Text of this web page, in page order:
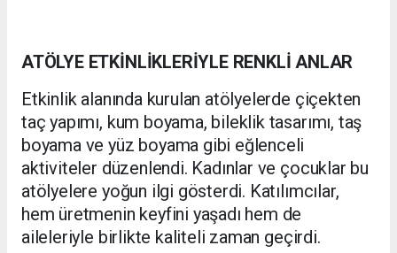
ATÖLYE ETKİNLİKLERİYLE RENKLİ ANLAR
Etkinlik alanında kurulan atölyelerde çiçekten
taç yapımı, kum boyama, bileklik tasarımı, taş
boyama ve yüz boyama gibi eğlenceli
aktiviteler düzenlendi. Kadınlar ve çocuklar bu
atölyelere yoğun ilgi gösterdi. Katılımcılar,
hem üretmenin keyfini yaşadı hem de
aileleriyle birlikte kaliteli zaman geçirdi.